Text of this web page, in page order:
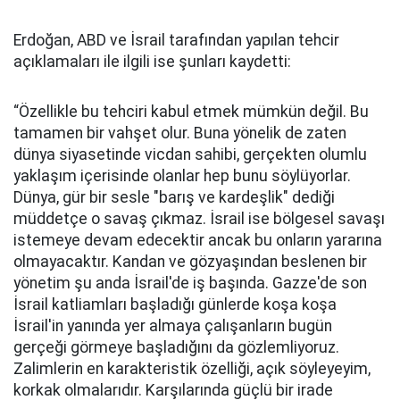
Erdoğan, ABD ve İsrail tarafından yapılan tehcir
açıklamaları ile ilgili ise şunları kaydetti:
“Özellikle bu tehciri kabul etmek mümkün değil. Bu
tamamen bir vahşet olur. Buna yönelik de zaten
dünya siyasetinde vicdan sahibi, gerçekten olumlu
yaklaşım içerisinde olanlar hep bunu söylüyorlar.
Dünya, gür bir sesle "barış ve kardeşlik" dediği
müddetçe o savaş çıkmaz. İsrail ise bölgesel savaşı
istemeye devam edecektir ancak bu onların yararına
olmayacaktır. Kandan ve gözyaşından beslenen bir
yönetim şu anda İsrail'de iş başında. Gazze'de son
İsrail katliamları başladığı günlerde koşa koşa
İsrail'in yanında yer almaya çalışanların bugün
gerçeği görmeye başladığını da gözlemliyoruz.
Zalimlerin en karakteristik özelliği, açık söyleyeyim,
korkak olmalarıdır. Karşılarında güçlü bir irade